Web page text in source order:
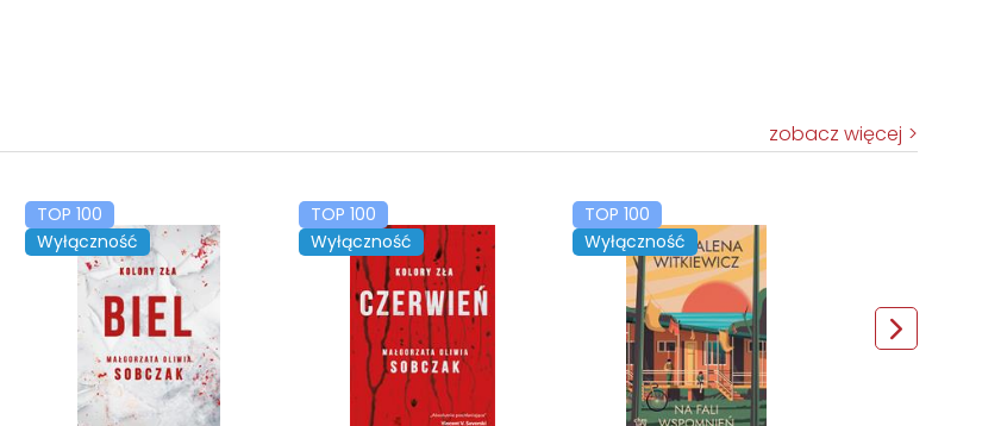
zobacz więcej
TOP 100
Wyłączność
TOP 100
Wyłączność
TOP 100
Wyłączność